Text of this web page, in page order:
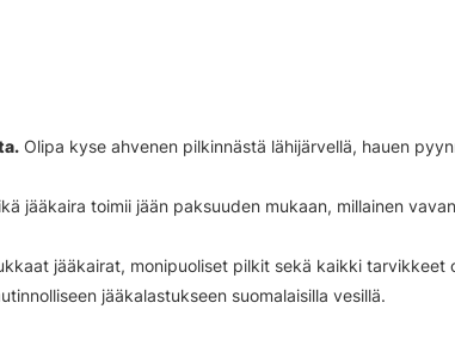
Olipa kyse ahvenen pilkinnästä lähijärvellä, hauen
jääkaira toimii jään paksuuden mukaan, millainen
jääkairat, monipuoliset pilkit sekä kaikki tarvikkeet
jääkalastukseen suomalaisilla vesillä.